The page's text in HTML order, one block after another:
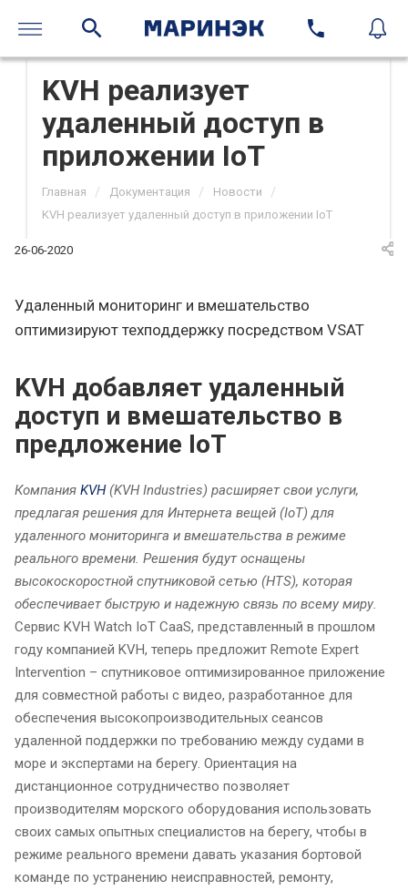
KVH реализует
удаленный доступ в
приложении IoT
Главная / Документация / Новости /
KVH реализует удаленный доступ в приложении IoT
26-06-2020
Удаленный мониторинг и вмешательство
оптимизируют техподдержку посредством VSAT
KVH добавляет удаленный
доступ и вмешательство в
предложение IoT
Компания KVH(KVH Industries) расширяет свои услуги,
предлагая решения для Интернета вещей (IoT) для
удаленного мониторинга и вмешательства в режиме
реального времени. Решения будут оснащены
высокоскоростной спутниковой сетью (HTS), которая
обеспечивает быструю и надежную связь по всему миру.
Сервис KVH Watch IoT CaaS, представленный в прошлом
году компанией KVH, теперь предложит Remote Expert
Intervention – спутниковое оптимизированное приложение
для совместной работы с видео, разработанное для
обеспечения высокопроизводительных сеансов
удаленной поддержки по требованию между судами в
море и экспертами на берегу. Ориентация на
дистанционное сотрудничество позволяет
производителям морского оборудования использовать
своих самых опытных специалистов на берегу, чтобы в
режиме реального времени давать указания бортовой
команде по устранению неисправностей, ремонту,